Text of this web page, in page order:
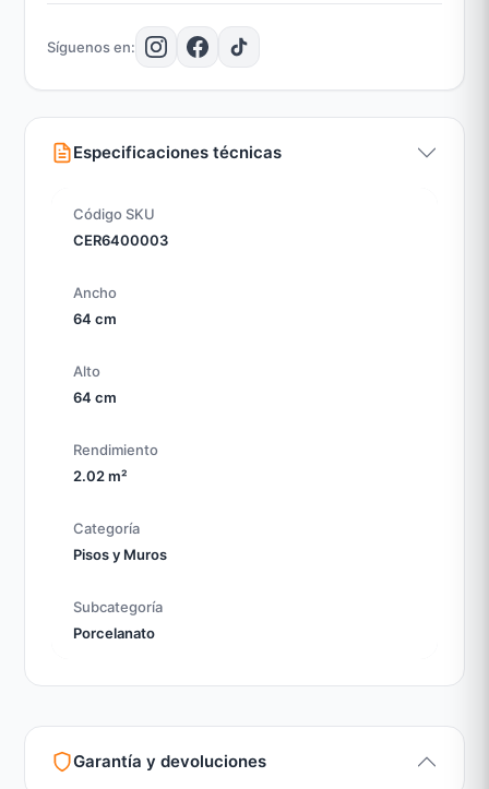
Especificaciones técnicas
Código SKU
CER6400003
Ancho
64 cm
Alto
64 cm
Rendimiento
2.02 m²
Categoría
Pisos y Muros
Subcategoría
Porcelanato
Garantía y devoluciones
Síguenos en: